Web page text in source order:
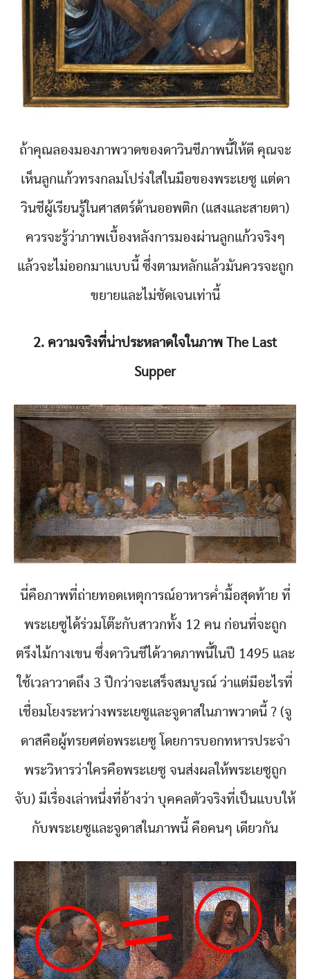
ถ้าคุณลองมองภาพวาดของดาวินชีภาพนี้ให้ดี คุณจะ
เห็นลูกแก้วทรงกลมโปร่งใสในมือของพระเยซู แต่ดา
วินชีผู้เรียนรู้ในศาสตร์ด้านออพติก (แสงและสายตา)
ควรจะรู้ว่าภาพเบื้องหลังการมองผ่านลูกแก้วจริงๆ
แล้วจะไม่ออกมาแบบนี้ ซึ่งตามหลักแล้วมันควรจะถูก
ขยายและไม่ชัดเจนเท่านี้
2. ความจริงที่น่าประหลาดใจในภาพ The Last
Supper
นี่คือภาพที่ถ่ายทอดเหตุการณ์อาหารค่ำมื้อสุดท้าย ที่
พระเยซูได้ร่วมโต๊ะกับสาวกทั้ง 12 คน ก่อนที่จะถูก
ตรึงไม้กางเขน ซึ่งดาวินชีได้วาดภาพนี้ในปี 1495 และ
ใช้เวลาวาดถึง 3 ปีกว่าจะเสร็จสมบูรณ์ ว่าแต่มีอะไรที่
เชื่อมโยงระหว่างพระเยซูและจูดาสในภาพวาดนี้ ? (จู
ดาสคือผู้ทรยศต่อพระเยซู โดยการบอกทหารประจำ
พระวิหารว่าใครคือพระเยซู จนส่งผลให้พระเยซูถูก
จับ) มีเรื่องเล่าหนึ่งที่อ้างว่า บุคคลตัวจริงที่เป็นแบบให้
กับพระเยซูและจูดาสในภาพนี้ คือคนๆ เดียวกัน